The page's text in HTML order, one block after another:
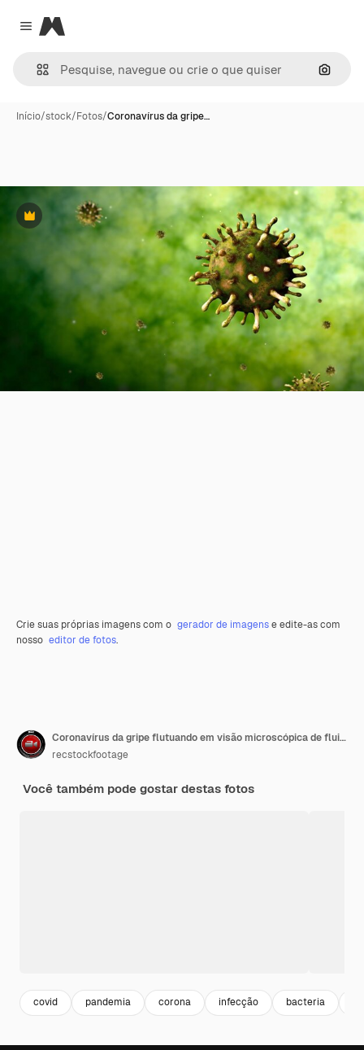
Close menu
Magnific
Início/stock/Fotos/Coronavírus da gripe…
Premium
Crie suas próprias imagens com o gerador de imagense edite-as com
nosso editor de fotos.
Coronavírus da gripe flutuando em visão microscópica de fluido
recstockfootage
Você também pode gostar destas fotos
covid pandemia corona infecção bacteria